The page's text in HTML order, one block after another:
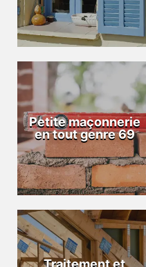
Petite maçonnerie
en tout genre 69
Traitement et